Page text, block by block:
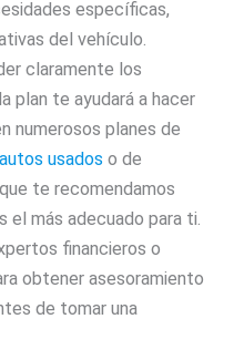
específicas,
del vehículo.
claramente los
plan te ayudará a hacer
numerosos planes de
usados o de
te recomendamos
el más adecuado para ti.
financieros o
obtener asesoramiento
de tomar una